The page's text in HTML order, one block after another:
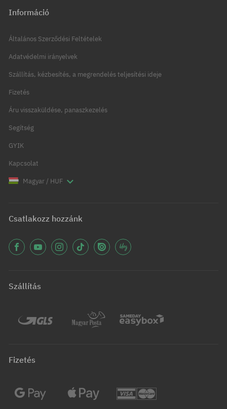
Információ
Általános Szerződési Feltételek
Adatvédelmi irányelvek
Szállítás, kézbesítés, a megrendelés teljesítési ideje
Fizetés
Áru visszaküldése, panaszkezelés
Segítség
GYIK
Kapcsolat
Magyar / HUF
Csatlakozz hozzánk
Szállítás
Fizetés